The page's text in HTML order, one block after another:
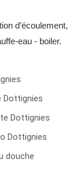
d’écoulement,
eau - boiler.
Dottignies
Dottignies
Dottignies
douche